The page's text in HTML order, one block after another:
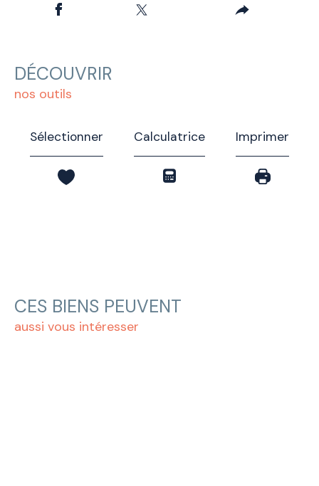
DÉCOUVRIR
nos outils
Sélectionner Calculatrice Imprimer
CES BIENS PEUVENT
aussi vous intéresser